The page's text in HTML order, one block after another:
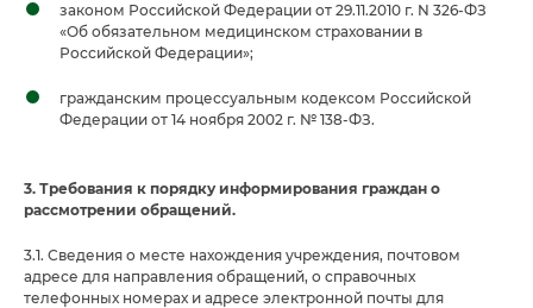
законом Российской Федерации от 29.11.2010 г. N 326-ФЗ
«Об обязательном медицинском страховании в
Российской Федерации»;
гражданским процессуальным кодексом Российской
Федерации от 14 ноября 2002 г. № 138-ФЗ.
3. Требования к порядку информирования граждан о
рассмотрении обращений.
3.1. Сведения о месте нахождения учреждения, почтовом
адресе для направления обращений, о справочных
телефонных номерах и адресе электронной почты для